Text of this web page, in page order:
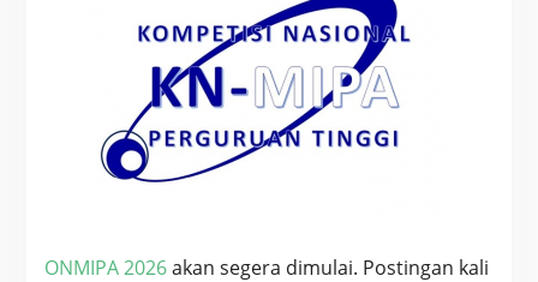
ONMIPA 2026akan segera dimulai. Postingan kali